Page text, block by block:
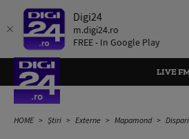
Digi24
m.digi24.ro
FREE - In Google Play
LIVE
HOME Știri Externe Mapamond Dispariţia unor